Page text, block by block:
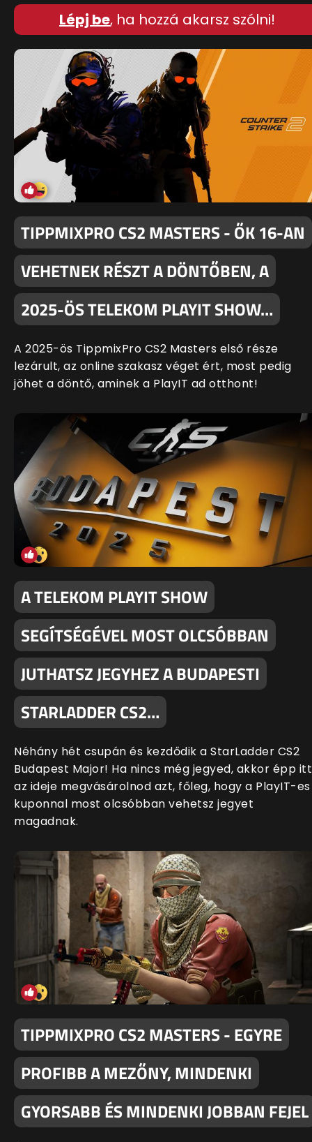
Lépj be, ha hozzá akarsz szólni!
TIPPMIXPRO CS2 MASTERS - ŐK 16-AN
VEHETNEK RÉSZT A DÖNTŐBEN, A
2025-ÖS TELEKOM PLAYIT SHOW…
A 2025-ös TippmixPro CS2 Masters első része
lezárult, az online szakasz véget ért, most pedig
jöhet a döntő, aminek a PlayIT ad otthont!
A TELEKOM PLAYIT SHOW
SEGÍTSÉGÉVEL MOST OLCSÓBBAN
JUTHATSZ JEGYHEZ A BUDAPESTI
STARLADDER CS2…
Néhány hét csupán és kezdődik a StarLadder CS2
Budapest Major! Ha nincs még jegyed, akkor épp itt
az ideje megvásárolnod azt, főleg, hogy a PlayIT-es
kuponnal most olcsóbban vehetsz jegyet
magadnak.
TIPPMIXPRO CS2 MASTERS - EGYRE
PROFIBB A MEZŐNY, MINDENKI
GYORSABB ÉS MINDENKI JOBBAN FEJEL